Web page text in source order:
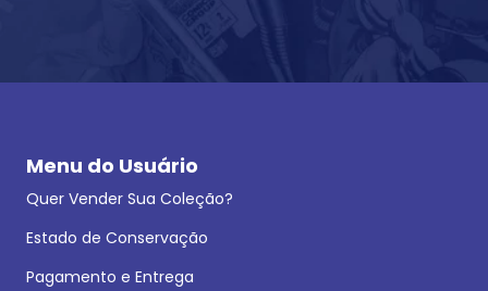
Menu do Usuário
Quer Vender Sua Coleção?
Estado de Conservação
Pagamento e Entrega